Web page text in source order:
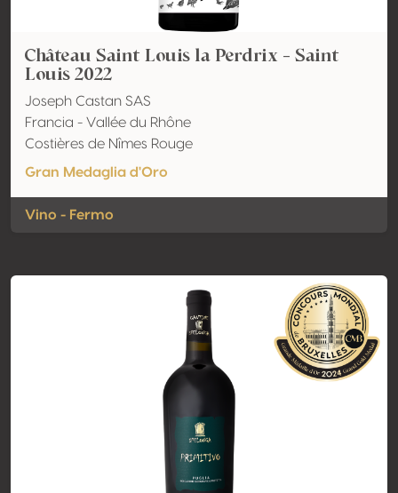
Château Saint Louis la Perdrix - Saint
Louis 2022
Joseph Castan SAS
Francia - Vallée du Rhône
Costières de Nîmes Rouge
Gran Medaglia d'Oro
Vino - Fermo